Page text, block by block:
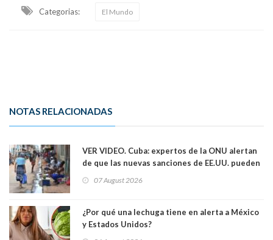
Categorias: El Mundo
NOTAS RELACIONADAS
VER VIDEO. Cuba: expertos de la ONU alertan
de que las nuevas sanciones de EE.UU. pueden
07 August 2026
¿Por qué una lechuga tiene en alerta a México
y Estados Unidos?